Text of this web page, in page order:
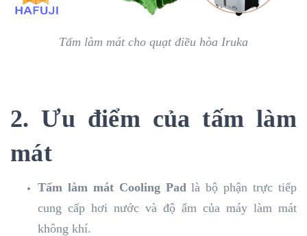
Tấm làm mát cho quạt điều hòa Iruka
2. Ưu điểm của tấm làm
mát
Tấm làm mát Cooling Pad là bộ phận trực tiếp
cung cấp hơi nước và độ ẩm của máy làm mát
không khí.